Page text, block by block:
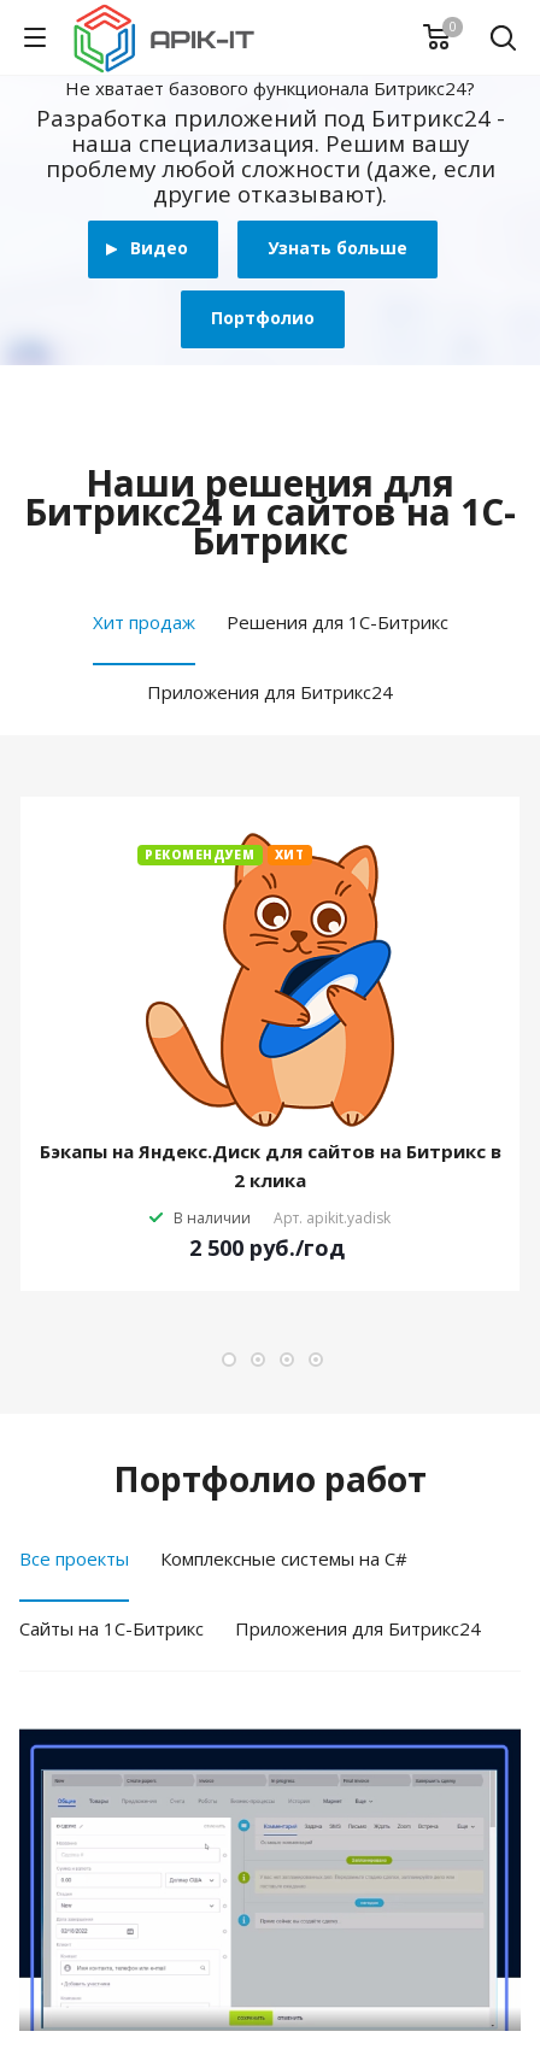
0
Не хватает базового функционала Битрикс24?
Разработка приложений под Битрикс24 -
наша специализация. Решим вашу
проблему любой сложности (даже, если
другие отказывают).
Видео Узнать больше
Портфолио
Наши решения для
Битрикс24 и сайтов на 1С-
Битрикс
Хит продаж Решения для 1С-Битрикс
Приложения для Битрикс24
РЕКОМЕНДУЕМ ХИТ
Бэкапы на Яндекс.Диск для сайтов на Битрикс в
2 клика
В наличии Арт. apikit.yadisk
2 500 руб./год
Портфолио работ
Все проекты Комплексные системы на C#
Cайты на 1С-Битрикс Приложения для Битрикс24
Смотреть проект